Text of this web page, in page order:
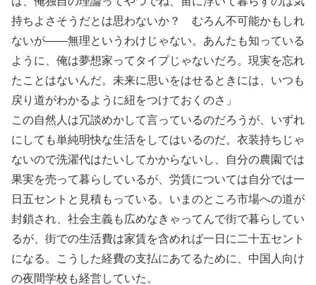
持ちよさそうだとは思わないか？ むろん不可能かもしれ
ないが――無理というわけじゃない。あんたも知っている
ように、俺は夢想家ってタイプじゃないだろ。現実を忘れ
たことはないんだ。未来に思いをはせるときには、いつも
戻り道がわかるように紐をつけておくのさ」
この自然人は冗談めかして言っているのだろうが、いずれ
にしても単純明快な生活をしてはいるのだ。衣装持ちじゃ
ないので洗濯代はたいしてかからないし、自分の農園では
果実を売って暮らしているが、労賃については自分では一
日五セントと見積もっている。いまのところ市場への道が
封鎖され、社会主義も広めなきゃってんで街で暮らしてい
るが、街での生活費は家賃を含めれば一日に二十五セント
になる。こうした経費の支払にあてるために、中国人向け
の夜間学校も経営していた。